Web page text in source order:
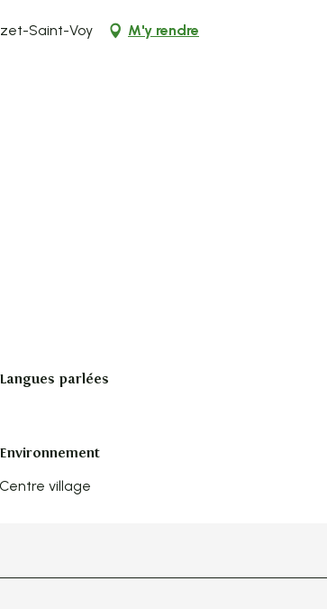
Saint-Voy
M'y rendre
Langues parlées
Langues parlées
Environnement
Environnement
Centre village